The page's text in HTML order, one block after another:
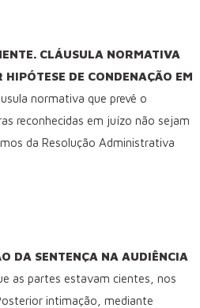
CLÁUSULA NORMATIVA
DE CONDENAÇÃO EM
normativa que prevê o
reconhecidas em juízo não sejam
da Resolução Administrativa
DA SENTENÇA NA AUDIÊNCIA
as partes estavam cientes, nos
intimação, mediante